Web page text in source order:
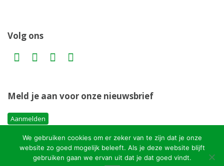
Volg ons
Meld je aan voor onze nieuwsbrief
Aanmelden
Copyright MakelaardijRijnmond.nl
We gebruiken cookies om er zeker van te zijn dat je onze
website zo goed mogelijk beleeft. Als je deze website blijft
gebruiken gaan we ervan uit dat je dat goed vindt.